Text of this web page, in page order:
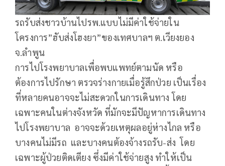
รถรับส่งชาวบ้านไปรพ.แบบไม่มีค่าใช้จ่ายใน
โครงการ”ฮับส่งโฮงยา”ของเทศบาลฯ ต.เวียงยอง
จ.ลำพูน
การไปโรงพยาบาลเพื่อพบแพทย์ตามนัด หรือ
ต้องการไปรักษา ตรวจร่างกายเมื่อรู้สึกป่วย เป็นเรื่อง
ที่หลายคนอาจจะไม่สะดวกในการเดินทาง โดย
เฉพาะคนในต่างจังหวัด ที่มักจะมีปัญหาการเดินทาง
ไปโรงพยาบาล อาจจะด้วยเหตุผลอยู่ห่างไกล หรือ
บางคนไม่มีรถ และบางคนต้องจ้างรถรับ-ส่ง โดย
เฉพาะผู้ป่วยติดเตียง ซึ่งมีค่าใช้จ่ายสูง ทำให้เป็น